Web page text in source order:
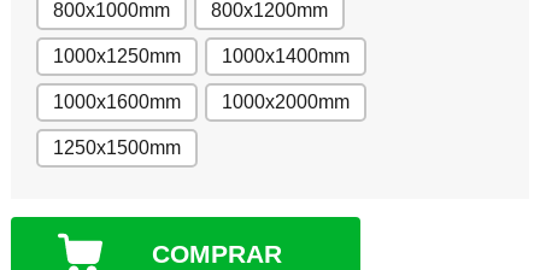
800x1000mm 800x1200mm
1000x1250mm 1000x1400mm
1000x1600mm 1000x2000mm
1250x1500mm
COMPRAR